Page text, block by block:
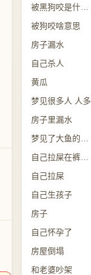
被狗咬啥意思
房子漏水
自己杀人
黄瓜
梦见很多人 人多
房子里漏水
自己拉屎
自己生孩子
房子
自己怀孕了
房屋倒塌
和老婆吵架